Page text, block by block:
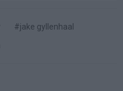
#jake gyllenhaal